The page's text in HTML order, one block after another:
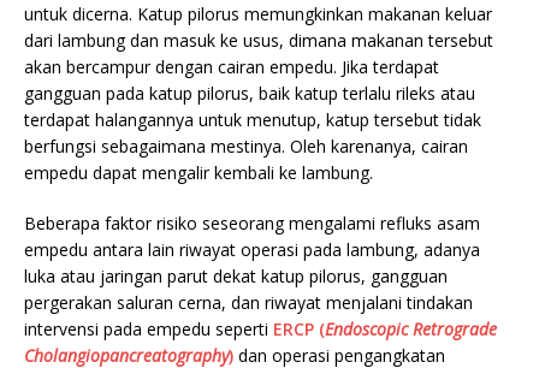
untuk dicerna. Katup pilorus memungkinkan makanan keluar
dari lambung dan masuk ke usus, dimana makanan tersebut
akan bercampur dengan cairan empedu. Jika terdapat
gangguan pada katup pilorus, baik katup terlalu rileks atau
terdapat halangannya untuk menutup, katup tersebut tidak
berfungsi sebagaimana mestinya. Oleh karenanya, cairan
empedu dapat mengalir kembali ke lambung.
Beberapa faktor risiko seseorang mengalami refluks asam
empedu antara lain riwayat operasi pada lambung, adanya
luka atau jaringan parut dekat katup pilorus, gangguan
pergerakan saluran cerna, dan riwayat menjalani tindakan
intervensi pada empedu seperti ERCP (Endoscopic Retrograde
Cholangiopancreatography) dan operasi pengangkatan